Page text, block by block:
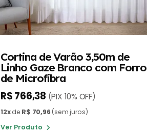
Cortina de Varão 3,50m de
Linho Gaze Branco com Forro
de Microfibra
R$ 766,38 (PIX 10% OFF)
12xde R$ 70,96 (sem juros)
Ver Produto